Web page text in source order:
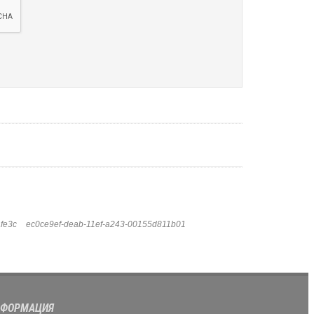
ec0ce9ef-deab-11ef-a243-00155d811b01